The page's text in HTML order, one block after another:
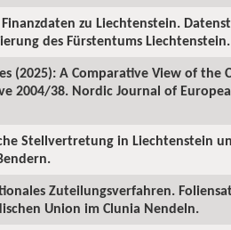
zu Liechtenstein.
des Fürstentums Liechtenstein.
(2025): A Comparative View of the
2004/38. Nordic Journal of
Stellvertretung in Liechtenstein
Zuteilungsverfahren.
Union im Clunia Nendeln.